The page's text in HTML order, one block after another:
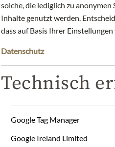
POPIS
Product name: Colorful candies
Storage: protect from sun and heat
Contact: Julius Meinl am Graben
solche, die lediglich zu
Inhalte genutzt werden.
dass auf Basis Ihrer
Datenschutz
Technisch
Google Tag Manager
Google Ireland Limited